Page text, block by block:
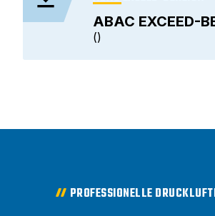
ABAC EXCEED-
PROFESSIONELLE